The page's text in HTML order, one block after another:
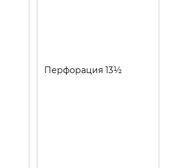
Перфорация 13½